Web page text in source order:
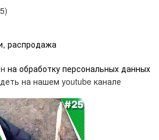
распродажа
на обработку персональных данных
на нашем youtube канале